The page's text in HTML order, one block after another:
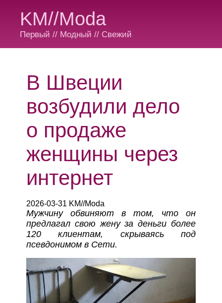
KM//Moda
Первый // Модный // Свежий
В Швеции
возбудили дело
о продаже
женщины через
интернет
2026-03-31 KM//Moda
Мужчину обвиняют в том, что он
предлагал свою жену за деньги более
120 клиентам, скрываясь под
псевдонимом в Сети.